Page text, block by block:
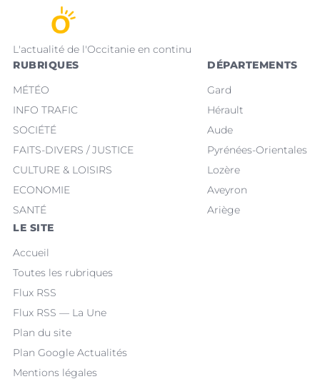
L'actualité de l'Occitanie en continu
RUBRIQUES
MÉTÉO
INFO TRAFIC
SOCIÉTÉ
FAITS-DIVERS / JUSTICE
CULTURE & LOISIRS
ECONOMIE
SANTÉ
DÉPARTEMENTS
Gard
Hérault
Aude
Pyrénées-Orientales
Lozère
Aveyron
Ariège
LE SITE
Accueil
Toutes les rubriques
Flux RSS
Flux RSS — La Une
Plan du site
Plan Google Actualités
Mentions légales